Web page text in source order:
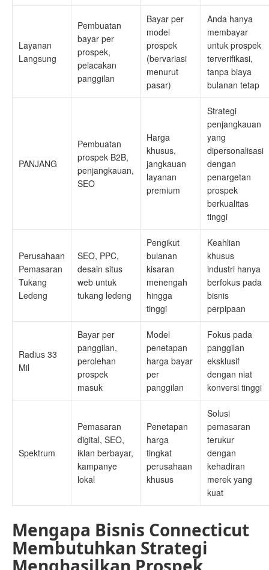
Layanan
Langsung
Pembuatan
bayar per
prospek,
pelacakan
panggilan
Bayar per
model
prospek
(bervariasi
menurut
pasar)
Anda hanya
membayar
untuk prospek
terverifikasi,
tanpa biaya
bulanan tetap
PANJANG
Pembuatan
prospek B2B,
penjangkauan,
SEO
Harga
khusus,
jangkauan
layanan
premium
Strategi
penjangkauan
yang
dipersonalisasi
dengan
penargetan
prospek
berkualitas
tinggi
Perusahaan
Pemasaran
Tukang
Ledeng
SEO, PPC,
desain situs
web untuk
tukang ledeng
Pengikut
bulanan
kisaran
menengah
hingga
tinggi
Keahlian
khusus
industri hanya
berfokus pada
bisnis
perpipaan
Radius 33
Mil
Bayar per
panggilan,
perolehan
prospek
masuk
Model
penetapan
harga bayar
per
panggilan
Fokus pada
panggilan
eksklusif
dengan niat
konversi tinggi
Spektrum
Pemasaran
digital, SEO,
iklan berbayar,
kampanye
lokal
Penetapan
harga
tingkat
perusahaan
khusus
Solusi
pemasaran
terukur
dengan
kehadiran
merek yang
kuat
Mengapa Bisnis Connecticut
Membutuhkan Strategi